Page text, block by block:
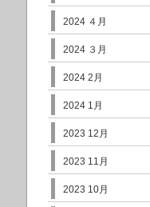
2024 ４月
2024 ３月
2024 2月
2024 1月
2023 12月
2023 11月
2023 10月